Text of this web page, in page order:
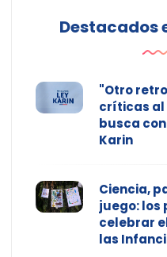
Destacados
"Otro
críticas al
busca
Karin
Ciencia,
juego: los
celebrar
las